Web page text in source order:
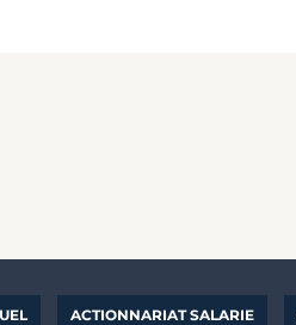
ACTIONNARIAT SALARIE